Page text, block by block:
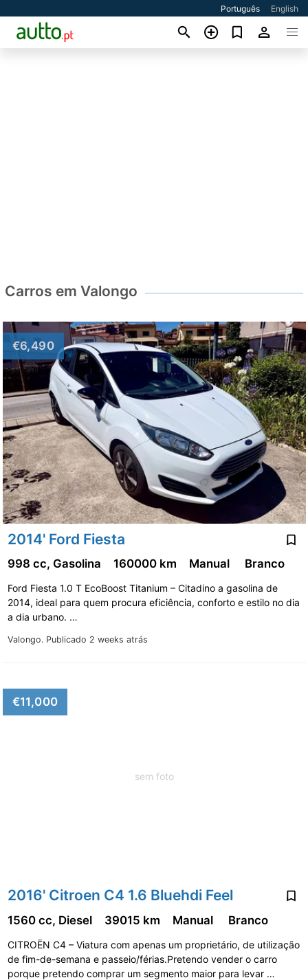
Português English
Carros em Valongo
€6,490
2014' Ford Fiesta
Valongo. Publicado 2 weeks atrás
998 cc, Gasolina 160000 km Manual Branco
Ford Fiesta 1.0 T EcoBoost Titanium – Citadino a gasolina de
2014, ideal para quem procura eficiência, conforto e estilo no dia
a dia urbano. …
sem foto
€11,000
2016' Citroen C4 1.6 Bluehdi Feel
1560 cc, Diesel 39015 km Manual Branco
CITROËN C4 – Viatura com apenas um proprietário, de utilização
de fim-de-semana e passeio/férias.Pretendo vender o carro
porque pretendo comprar um segmento maior para levar …